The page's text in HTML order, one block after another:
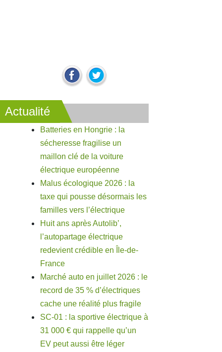
Actualité
Batteries en Hongrie : la
sécheresse fragilise un
maillon clé de la voiture
électrique européenne
Malus écologique 2026 : la
taxe qui pousse désormais les
familles vers l’électrique
Huit ans après Autolib’,
l’autopartage électrique
redevient crédible en Île-de-
France
Marché auto en juillet 2026 : le
record de 35 % d’électriques
cache une réalité plus fragile
SC-01 : la sportive électrique à
31 000 € qui rappelle qu’un
EV peut aussi être léger